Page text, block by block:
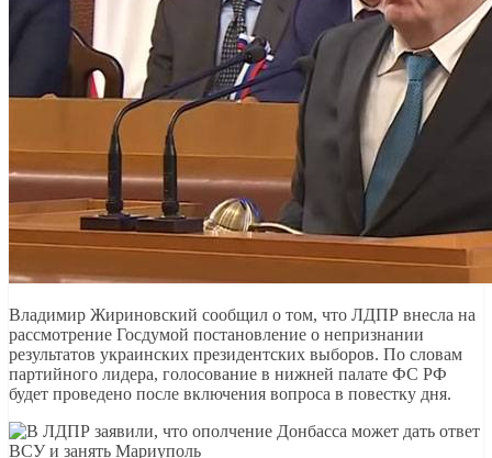
Владимир Жириновский сообщил о том, что ЛДПР внесла на
рассмотрение Госдумой постановление о непризнании
результатов украинских президентских выборов. По словам
партийного лидера, голосование в нижней палате ФС РФ
будет проведено после включения вопроса в повестку дня.